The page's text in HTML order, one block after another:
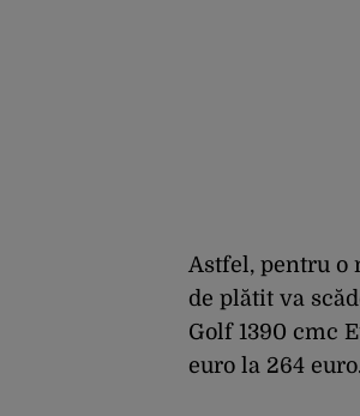
Astfel, pentru o
de plătit va
Golf 1390 cmc
euro la 264